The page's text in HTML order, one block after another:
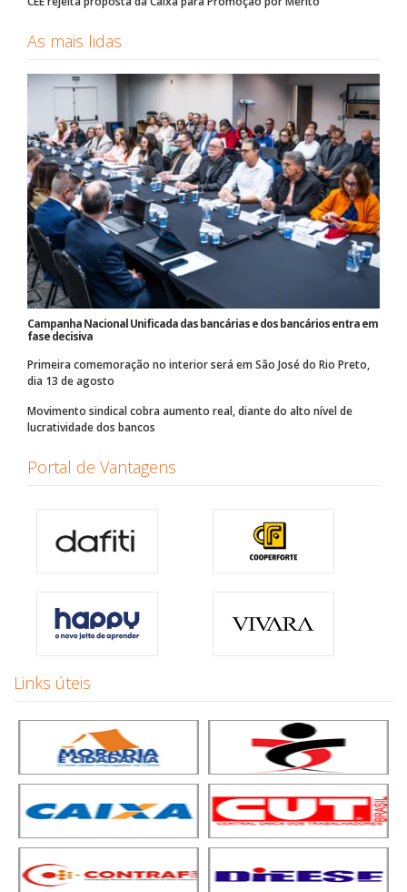
As mais lidas
Campanha Nacional Unificada das bancárias e dos bancários entra em
fase decisiva
Primeira comemoração no interior será em São José do Rio Preto,
dia 13 de agosto
Movimento sindical cobra aumento real, diante do alto nível de
lucratividade dos bancos
Portal de Vantagens
Links úteis